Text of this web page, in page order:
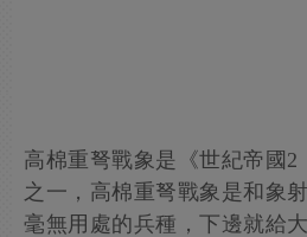
高棉重弩戰象是《世紀帝國2
之一，高棉重弩戰象是和象
毫無用處的兵種，下邊就給